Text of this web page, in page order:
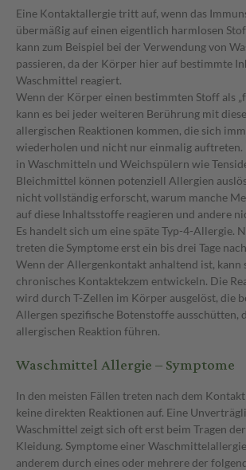
Eine Kontaktallergie tritt auf, wenn das
übermäßig auf einen eigentlich harmlosen
kann zum Beispiel bei der Verwendung von
passieren, da der Körper hier auf bestimmte
Waschmittel reagiert.
Wenn der Körper einen bestimmten Stoff als
kann es bei jeder weiteren Berührung mit
allergischen Reaktionen kommen, die sich
wiederholen und nicht nur einmalig auftreten.
in Waschmitteln und Weichspülern wie
Bleichmittel können potenziell Allergien
nicht vollständig erforscht, warum manche
auf diese Inhaltsstoffe reagieren und andere
Es handelt sich um eine späte Typ-4-Allergie.
treten die Symptome erst ein bis drei Tage
Wenn der Allergenkontakt anhaltend ist, kann
chronisches Kontaktekzem entwickeln. Die
wird durch T-Zellen im Körper ausgelöst, die
Allergen spezifische Botenstoffe ausschütten,
allergischen Reaktion führen.
Waschmittel Allergie – Symptome
In den meisten Fällen treten nach dem
keine direkten Reaktionen auf. Eine
Waschmittel zeigt sich oft erst beim Tragen
Kleidung. Symptome einer
anderem durch eines oder mehrere der